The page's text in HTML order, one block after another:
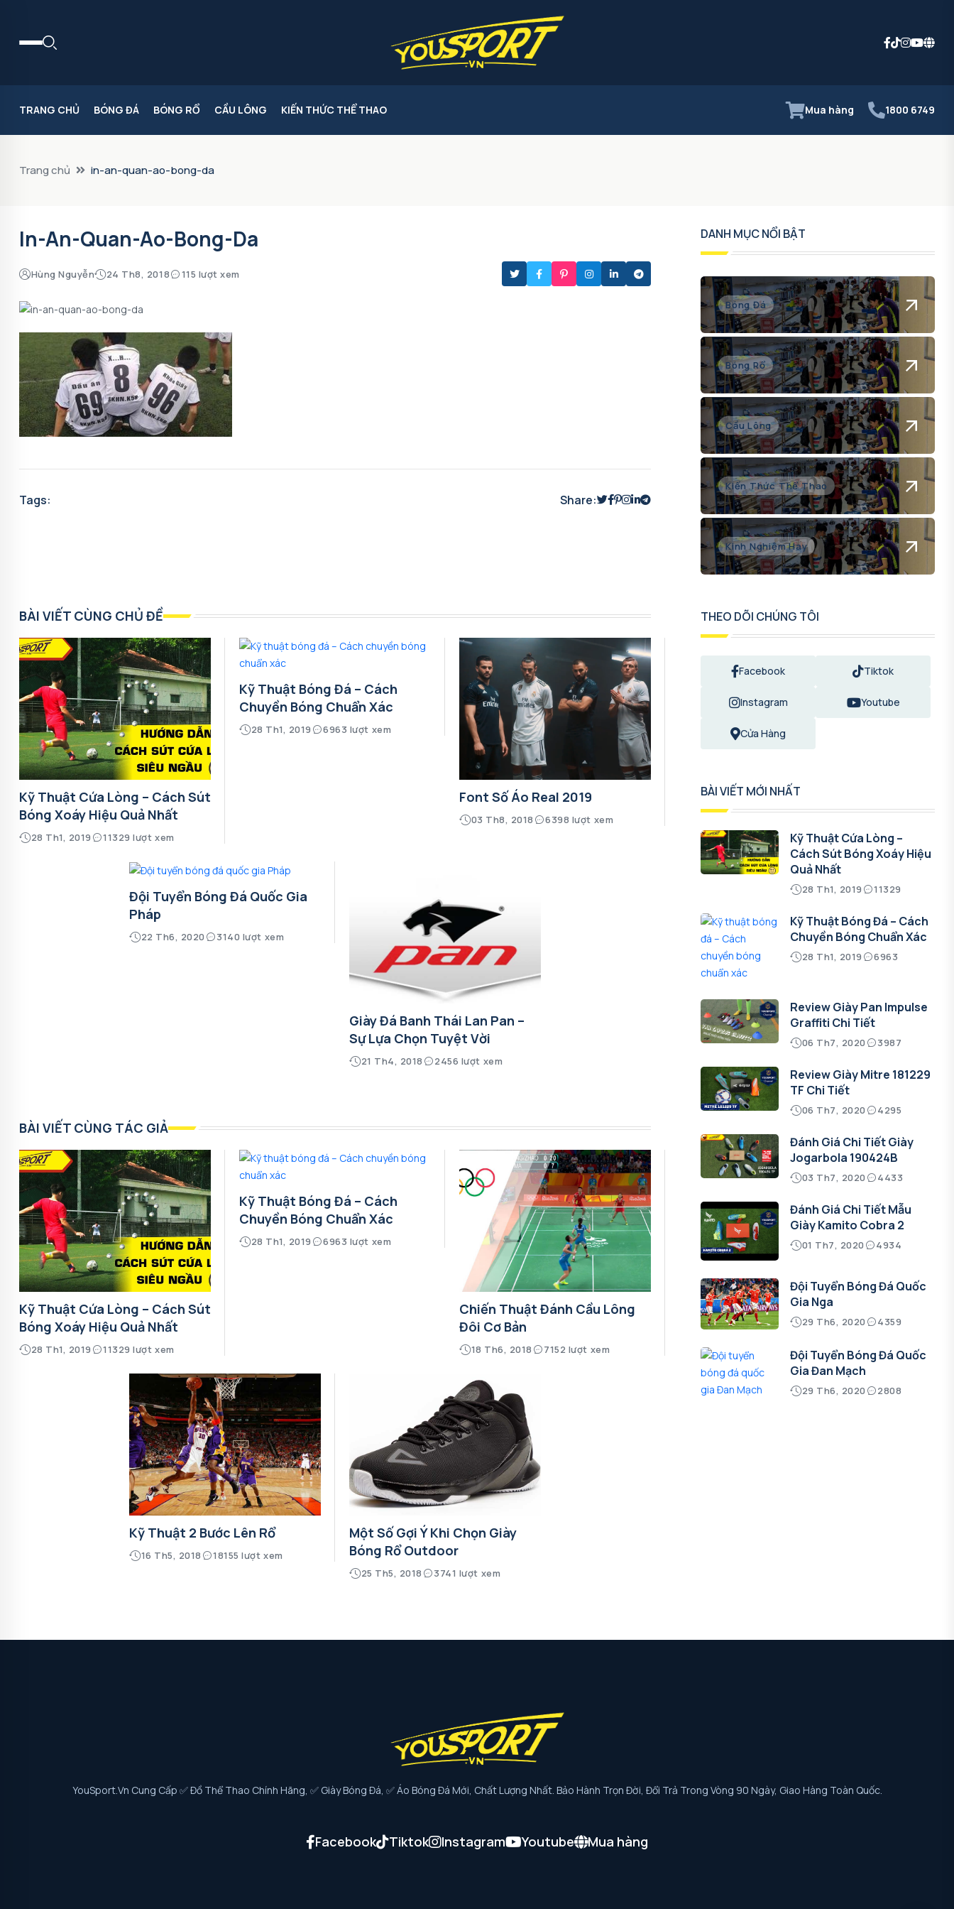
TRANG CHỦ BÓNG ĐÁ BÓNG RỔ CẦU LÔNG KIẾN THỨC THỂ THAO Mua hàng 1800 6749
Trang chủ in-an-quan-ao-bong-da
In-An-Quan-Ao-Bong-Da
Hùng Nguyễn 24 Th8, 2018 115 lượt xem
Tags: Share:
BÀI VIẾT CÙNG CHỦ ĐỀ
Kỹ Thuật Cứa Lòng – Cách Sút
Bóng Xoáy Hiệu Quả Nhất
28 Th1, 2019 11329 lượt xem
Kỹ Thuật Bóng Đá – Cách
Chuyền Bóng Chuẩn Xác
28 Th1, 2019 6963 lượt xem
Font Số Áo Real 2019
03 Th8, 2018 6398 lượt xem
Đội Tuyển Bóng Đá Quốc Gia
Pháp
22 Th6, 2020 3140 lượt xem
Giày Đá Banh Thái Lan Pan –
Sự Lựa Chọn Tuyệt Vời
21 Th4, 2018 2456 lượt xem
BÀI VIẾT CÙNG TÁC GIẢ
Kỹ Thuật Cứa Lòng – Cách Sút
Bóng Xoáy Hiệu Quả Nhất
28 Th1, 2019 11329 lượt xem
Kỹ Thuật Bóng Đá – Cách
Chuyền Bóng Chuẩn Xác
28 Th1, 2019 6963 lượt xem
Chiến Thuật Đánh Cầu Lông
Đôi Cơ Bản
18 Th6, 2018 7152 lượt xem
Kỹ Thuật 2 Bước Lên Rổ
16 Th5, 2018 18155 lượt xem
Một Số Gợi Ý Khi Chọn Giày
Bóng Rổ Outdoor
25 Th5, 2018 3741 lượt xem
DANH MỤC NỔI BẬT
Bóng Đá
Bóng Rổ
Cầu Lông
Kiến Thức Thể Thao
Kinh Nghiệm Hay
THEO DÕI CHÚNG TÔI
Facebook Tiktok
Instagram Youtube
Cửa Hàng
BÀI VIẾT MỚI NHẤT
Kỹ Thuật Cứa Lòng –
Cách Sút Bóng Xoáy Hiệu
Quả Nhất
28 Th1, 2019 11329
Kỹ Thuật Bóng Đá – Cách
Chuyền Bóng Chuẩn Xác
28 Th1, 2019 6963
Review Giày Pan Impulse
Graffiti Chi Tiết
06 Th7, 2020 3987
Review Giày Mitre 181229
TF Chi Tiết
06 Th7, 2020 4295
Đánh Giá Chi Tiết Giày
Jogarbola 190424B
03 Th7, 2020 4433
Đánh Giá Chi Tiết Mẫu
Giày Kamito Cobra 2
01 Th7, 2020 4934
Đội Tuyển Bóng Đá Quốc
Gia Nga
29 Th6, 2020 4359
Đội Tuyển Bóng Đá Quốc
Gia Đan Mạch
29 Th6, 2020 2808
YouSport.vn Cung Cấp ✅ Đồ Thể Thao Chính Hãng, ✅ Giày Bóng Đá, ✅ Áo Bóng Đá Mới, Chất Lượng Nhất. Bảo Hành Trọn Đời, Đổi Trả Trong Vòng 90 Ngày, Giao Hàng Toàn Quốc.
Facebook Tiktok Instagram Youtube Mua hàng